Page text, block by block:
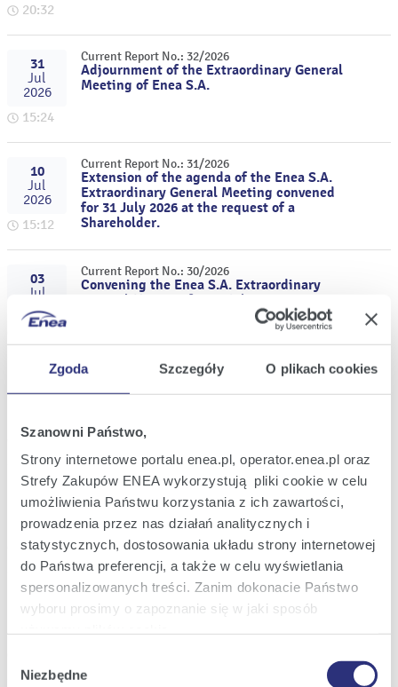
Zgoda Szczegóły O plikach cookies
Szanowni Państwo,
Strony internetowe portalu enea.pl, operator.enea.pl oraz
Strefy Zakupów ENEA wykorzystują pliki cookie w celu
umożliwienia Państwu korzystania z ich zawartości,
prowadzenia przez nas działań analitycznych i
statystycznych, dostosowania układu strony internetowej
do Państwa preferencji, a także w celu wyświetlania
spersonalizowanych treści. Zanim dokonacie Państwo
wyboru prosimy o zapoznanie się w jaki sposób
Szczegółowe informacje na ten temat znajdziecie
zgody
Niezbędne
20:32
31
Jul
2026
15:24
Current Report No.: 32/2026
Adjournment of the Extraordinary General
Meeting of Enea S.A.
10
Jul
2026
15:12
Current Report No.: 31/2026
Extension of the agenda of the Enea S.A.
Extraordinary General Meeting convened
for 31 July 2026 at the request of a
Shareholder.
03
Jul
2026
17:05
Current Report No.: 30/2026
Convening the Enea S.A. Extraordinary
General Meeting for 31 July 2026
Jun
15:26
Current Report No.: 29/2026
Additional information on appointed Enea
Jun
2026
21:36
Current Report No.: 28/2026
Execution of agreements for the provision
of LNG regasification services
23
Jun
2026
Current Report No.: 27/2026
Appointment of Enea S.A. Management